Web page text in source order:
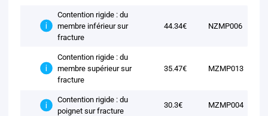
Contention rigide : du
membre inférieur sur
fracture
44.34€ NZMP006
Contention rigide : du
membre supérieur sur
fracture
35.47€ MZMP013
Contention rigide : du
poignet sur fracture
30.3€ MZMP004